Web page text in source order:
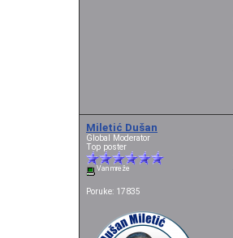
Miletić Dušan
Global Moderator
Top poster
Van mreže
Poruke: 17835